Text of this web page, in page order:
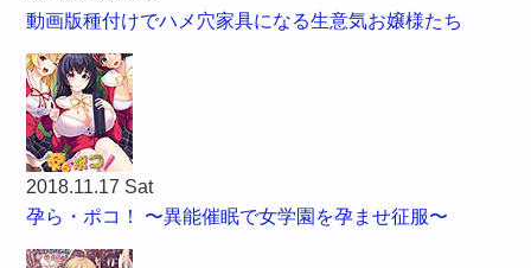
動画版種付けでハメ穴家具になる生意気お嬢様たち
2018.11.17 Sat
孕ら・ポコ！ 〜異能催眠で女学園を孕ませ征服〜